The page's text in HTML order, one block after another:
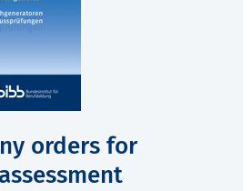
orders for